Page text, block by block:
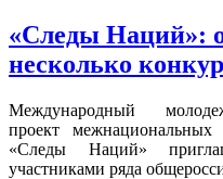
«Следы Наций»:
несколько
Международный
проект
«Следы Наций»
участниками ряда